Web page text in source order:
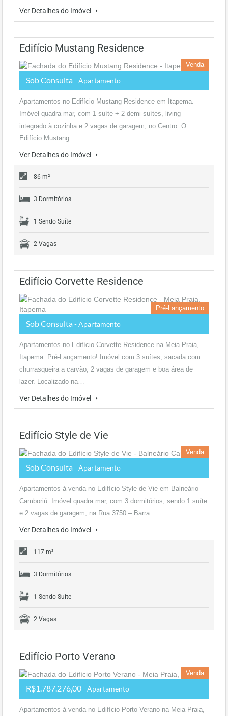
Ver Detalhes do Imóvel
Edifício Mustang Residence
Venda
Sob Consulta - Apartamento
Apartamentos no Edifício Mustang Residence em Itapema.
Imóvel quadra mar, com 1 suíte + 2 demi-suítes, living
integrado à cozinha e 2 vagas de garagem, no Centro. O
Edifício Mustang…
Ver Detalhes do Imóvel
86 m²
3 Dormitórios
1 Sendo Suíte
2 Vagas
Edifício Corvette Residence
Pré-Lançamento
Sob Consulta - Apartamento
Apartamentos no Edifício Corvette Residence na Meia Praia,
Itapema. Pré-Lançamento! Imóvel com 3 suítes, sacada com
churrasqueira a carvão, 2 vagas de garagem e boa área de
lazer. Localizado na…
Ver Detalhes do Imóvel
Edifício Style de Vie
Venda
Sob Consulta - Apartamento
Apartamentos à venda no Edifício Style de Vie em Balneário
Camboriú. Imóvel quadra mar, com 3 dormitórios, sendo 1 suíte
e 2 vagas de garagem, na Rua 3750 – Barra…
Ver Detalhes do Imóvel
117 m²
3 Dormitórios
1 Sendo Suíte
2 Vagas
Edifício Porto Verano
Venda
R$1.787.276,00- Apartamento
Apartamentos à venda no Edifício Porto Verano na Meia Praia,